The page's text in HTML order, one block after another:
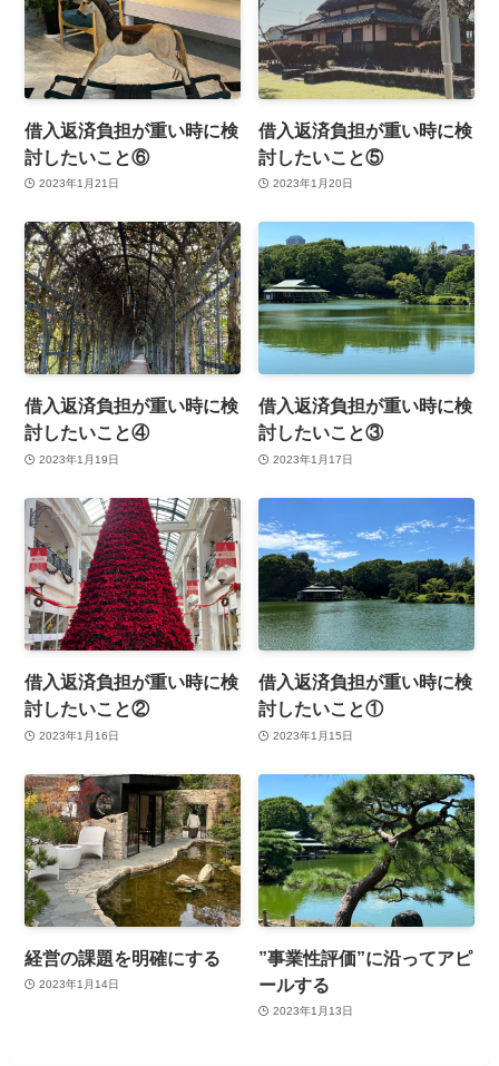
借入返済負担が重い時に検
討したいこと⑥
2023年1月21日
借入返済負担が重い時に検
討したいこと⑤
2023年1月20日
借入返済負担が重い時に検
討したいこと④
2023年1月19日
借入返済負担が重い時に検
討したいこと③
2023年1月17日
借入返済負担が重い時に検
討したいこと②
2023年1月16日
借入返済負担が重い時に検
討したいこと①
2023年1月15日
経営の課題を明確にする
2023年1月14日
”事業性評価”に沿ってアピ
ールする
2023年1月13日